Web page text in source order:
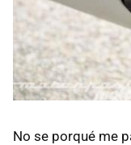
No se porqué me